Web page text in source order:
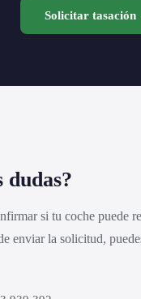
Solicitar tasación
dudas?
si tu coche puede
enviar la solicitud,